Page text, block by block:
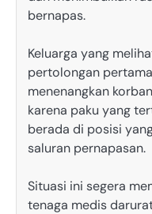
bernapas.
Keluarga yang
pertolongan
menenangkan
karena paku yang
berada di posisi
saluran pernapasan.
Situasi ini segera
tenaga medis